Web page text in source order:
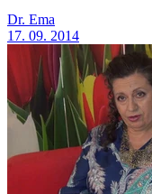
Dr. Ema
17. 09. 2014